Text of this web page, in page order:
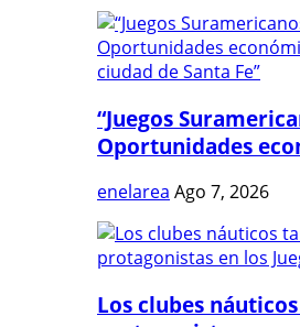
“Juegos
Oportunidades
enelarea Ago 7, 2026
Los clubes